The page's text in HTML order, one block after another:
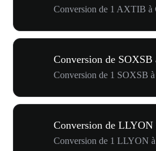
Conversion de 1 AXTIB à
Conversion de SOXSB
Conversion de 1 SOXSB à
Conversion de LLYON
Conversion de 1 LLYON